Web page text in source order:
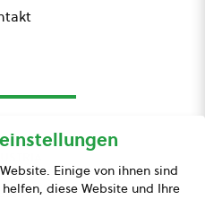
Einige von ihnen sind
diese Website und Ihre